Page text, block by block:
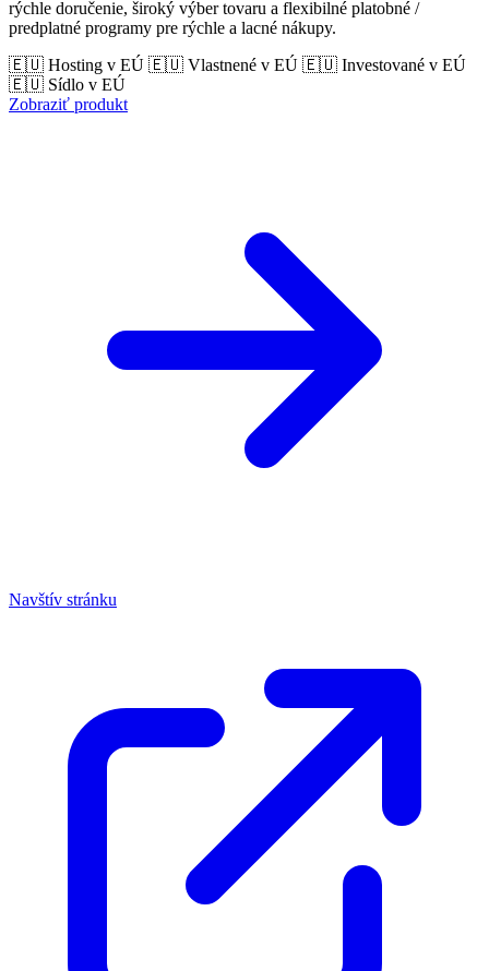
rýchle doručenie, široký výber tovaru a flexibilné platobné /
predplatné programy pre rýchle a lacné nákupy.
🇪🇺 Hosting v EÚ 🇪🇺 Vlastnené v EÚ 🇪🇺 Investované v EÚ
🇪🇺 Sídlo v EÚ
Zobraziť produkt
Navštív stránku